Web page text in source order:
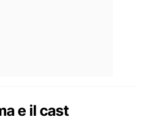
e il cast